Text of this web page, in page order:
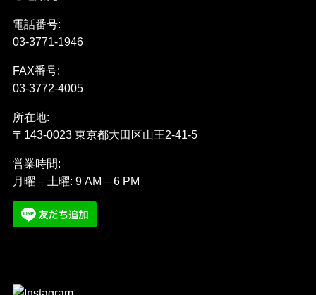
電話番号:
03-3771-1946
FAX番号:
03-3772-4005
所在地:
〒143-0023 東京都大田区山王2-41-5
営業時間:
月曜 – 土曜: 9 AM – 6 PM